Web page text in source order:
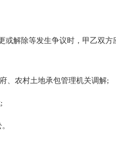
解除等发生争议时，甲乙双方
农村土地承包管理机关调解;